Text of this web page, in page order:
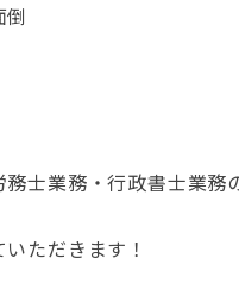
士業務・行政書士業務
ただきます！